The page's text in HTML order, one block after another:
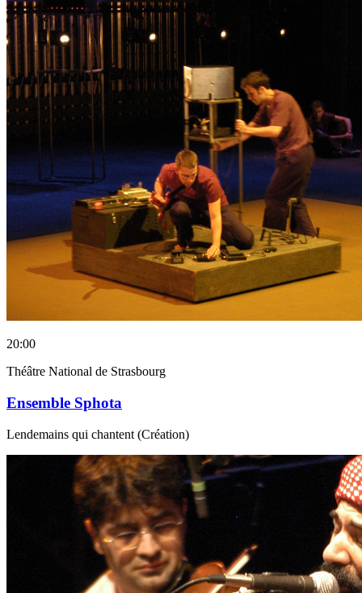
20:00
Théâtre National de Strasbourg
Ensemble Sphota
Lendemains qui chantent (Création)